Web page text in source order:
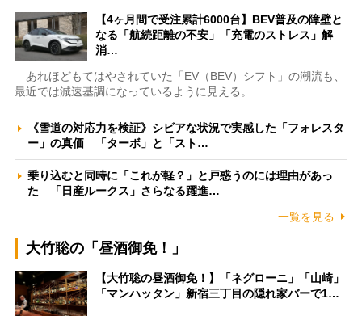
【4ヶ月間で受注累計6000台】BEV普及の障壁と
なる「航続距離の不安」「充電のストレス」解
消…
あれほどもてはやされていた「EV（BEV）シフト」の潮流も、
最近では減速基調になっているように見える。…
《雪道の対応力を検証》シビアな状況で実感した「フォレスタ
ー」の真価 「ターボ」と「スト…
乗り込むと同時に「これが軽？」と戸惑うのには理由があっ
た 「日産ルークス」さらなる躍進…
一覧を見る
大竹聡の「昼酒御免！」
【大竹聡の昼酒御免！】「ネグローニ」「山崎」
「マンハッタン」新宿三丁目の隠れ家バーで1…